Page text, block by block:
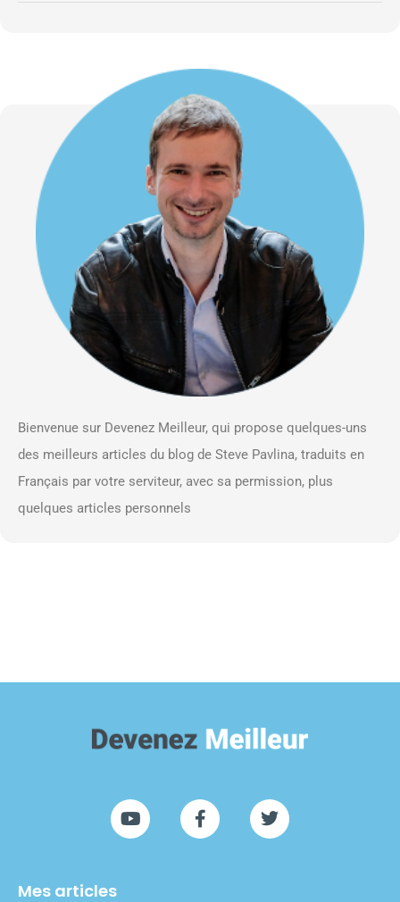
Bienvenue sur Devenez Meilleur, qui propose quelques-uns
des meilleurs articles du blog de Steve Pavlina, traduits en
Français par votre serviteur, avec sa permission, plus
quelques articles personnels
Mes articles